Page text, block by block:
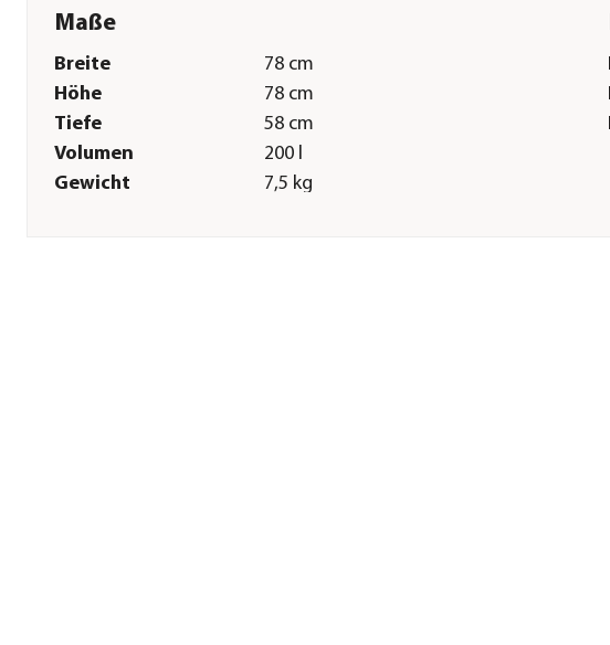
Maße
Breite
78 cm
Höhe
78 cm
Tiefe
58 cm
Volumen
200 l
Gewicht
7,5 kg